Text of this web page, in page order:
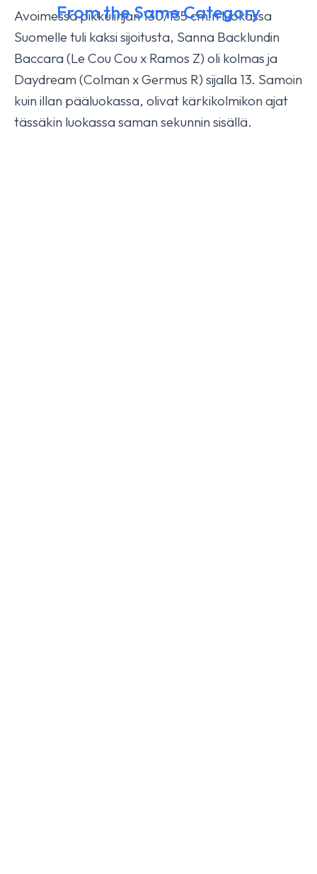
Avoimessa pikkulinjan 130/135 cm:n luokassa
Suomelle tuli kaksi sijoitusta, Sanna Backlundin
Baccara (Le Cou Cou x Ramos Z) oli kolmas ja
Daydream (Colman x Germus R) sijalla 13. Samoin
kuin illan pääluokassa, olivat kärkikolmikon ajat
tässäkin luokassa saman sekunnin sisällä.
From the Same Category
Isabella HX fourth today
YLEINEN October 17, 2025